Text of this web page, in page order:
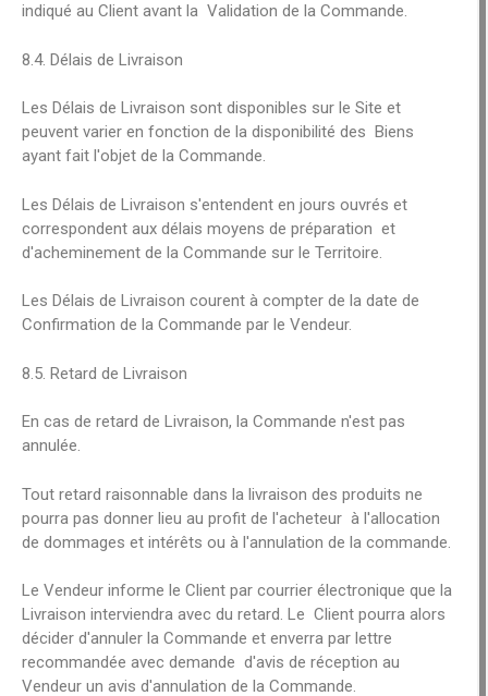
indiqué au Client avant la Validation de la Commande.
8.4. Délais de Livraison
Les Délais de Livraison sont disponibles sur le Site et
peuvent varier en fonction de la disponibilité des Biens
ayant fait l'objet de la Commande.
Les Délais de Livraison s'entendent en jours ouvrés et
correspondent aux délais moyens de préparation et
d'acheminement de la Commande sur le Territoire.
Les Délais de Livraison courent à compter de la date de
Confirmation de la Commande par le Vendeur.
8.5. Retard de Livraison
En cas de retard de Livraison, la Commande n'est pas
annulée.
Tout retard raisonnable dans la livraison des produits ne
pourra pas donner lieu au profit de l'acheteur à l'allocation
de dommages et intérêts ou à l'annulation de la commande.
Le Vendeur informe le Client par courrier électronique que la
Livraison interviendra avec du retard. Le Client pourra alors
décider d'annuler la Commande et enverra par lettre
recommandée avec demande d'avis de réception au
Vendeur un avis d'annulation de la Commande.